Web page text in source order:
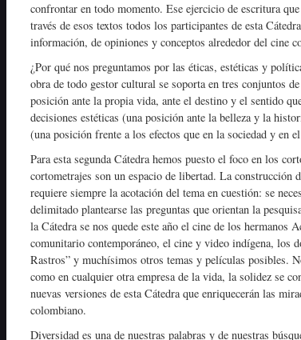
confrontar en todo momento. Ese ejercicio de escritura
través de esos textos todos los participantes de esta
información, de opiniones y conceptos alrededor del cine
¿Por qué nos preguntamos por las éticas, estéticas y
obra de todo gestor cultural se soporta en tres conjuntos
posición ante la propia vida, ante el destino y el sentido
decisiones estéticas (una posición ante la belleza y la
(una posición frente a los efectos que en la sociedad y en
Para esta segunda Cátedra hemos puesto el foco en los
cortometrajes son un espacio de libertad. La construcción
requiere siempre la acotación del tema en cuestión: se
delimitado plantearse las preguntas que orientan la
la Cátedra se nos quede este año el cine de los hermanos
comunitario contemporáneo, el cine y video indígena, los
Rastros” y muchísimos otros temas y películas posibles.
como en cualquier otra empresa de la vida, la solidez se
nuevas versiones de esta Cátedra que enriquecerán las
colombiano.
Diversidad es una de nuestras palabras y de nuestras